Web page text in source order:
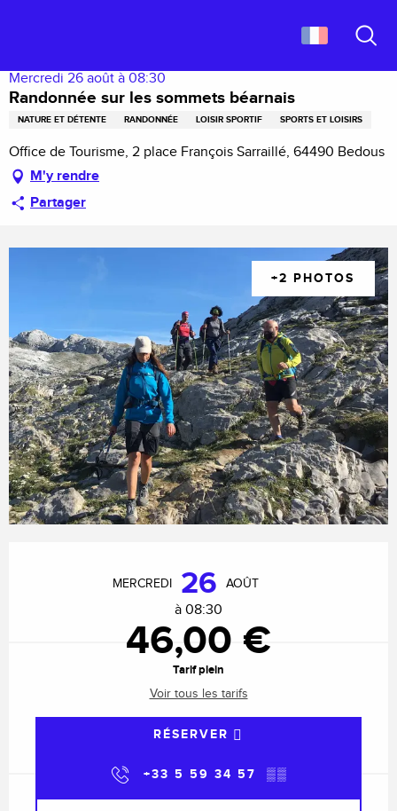
principal
Mercredi 26 août à 08:30
Randonnée sur les sommets béarnais
NATURE ET DÉTENTE RANDONNÉE LOISIR SPORTIF SPORTS ET LOISIRS
Office de Tourisme, 2 place François Sarraillé, 64490 Bedous
M'y rendre
Partager
+2 PHOTOS
MERCREDI 26 AOÛT
à 08:30
46,00 €
Tarif plein
Voir tous les tarifs
RÉSERVER
+33 5 59 34 57 ▒▒